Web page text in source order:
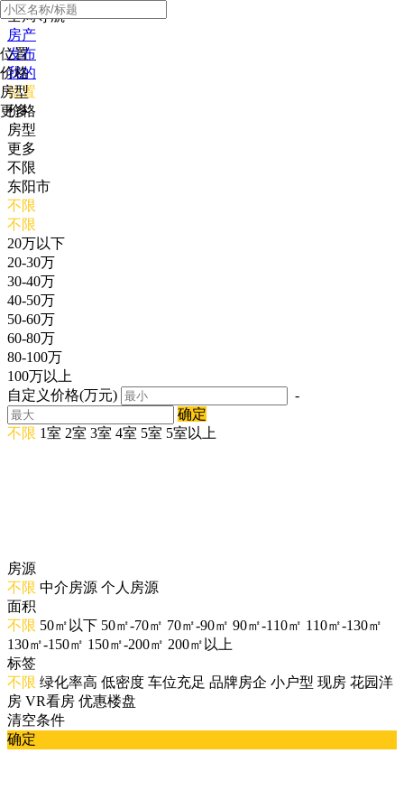
全局导航
房产
发布
我的
位置
价格
房型
更多
位置
价格
房型
更多
不限
东阳市
不限
不限
20万以下
20-30万
30-40万
40-50万
50-60万
60-80万
80-100万
100万以上
自定义价格(万元)
-
确定
不限 1室 2室 3室 4室 5室 5室以上
房源
不限 中介房源 个人房源
面积
不限 50㎡以下 50㎡-70㎡ 70㎡-90㎡ 90㎡-110㎡ 110㎡-130㎡
130㎡-150㎡ 150㎡-200㎡ 200㎡以上
标签
不限 绿化率高 低密度 车位充足 品牌房企 小户型 现房 花园洋
房 VR看房 优惠楼盘
清空条件
确定